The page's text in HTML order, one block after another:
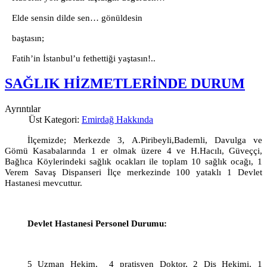
Elde sensin dilde sen… gönüldesin
baştasın;
Fatih’in İstanbul’u fethettiği yaştasın!..
SAĞLIK HİZMETLERİNDE DURUM
Ayrıntılar
Üst Kategori: Emirdağ Hakkında
İlçemizde; Merkezde3, A.Piribeyli,Bademli, Davulga ve
Gömü Kasabalarında 1 er olmak üzere 4 ve H.Hacılı, Güveççi,
Bağlıca Köylerindeki sağlık ocakları ile toplam 10 sağlık ocağı, 1
Verem Savaş Dispanseri İlçe merkezinde 100 yataklı 1 Devlet
Hastanesi mevcuttur.
Devlet Hastanesi Personel Durumu:
5 Uzman Hekim, 4 pratisyen Doktor, 2 Diş Hekimi, 1